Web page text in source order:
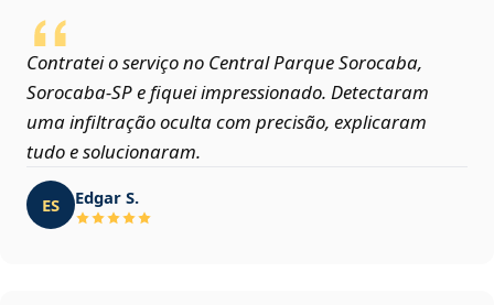
Contratei o serviço no Central Parque Sorocaba,
Sorocaba‑SP e fiquei impressionado. Detectaram
uma infiltração oculta com precisão, explicaram
tudo e solucionaram.
ES Edgar S.